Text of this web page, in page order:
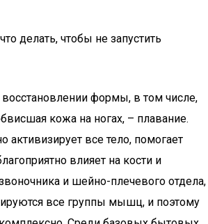
делать, чтобы не запустить
формы, в том числе,
кожа на ногах, – плавание.
активизирует все тело, помогает
влияет на кости и
и шейно-плечевого отдела,
все группы мышц, и поэтому